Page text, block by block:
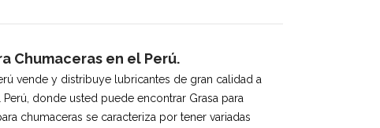
Chumaceras en el Perú.
vende y distribuye lubricantes de gran calidad a
donde usted puede encontrar Grasa para
chumaceras se caracteriza por tener variadas